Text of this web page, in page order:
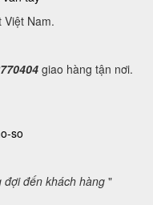
Việt Nam.
giao hàng tận nơi.
so
đến khách hàng "